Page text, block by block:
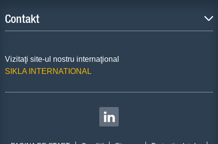
Contakt
Vizitaţi site-ul nostru internaţional
SIKLA INTERNATIONAL